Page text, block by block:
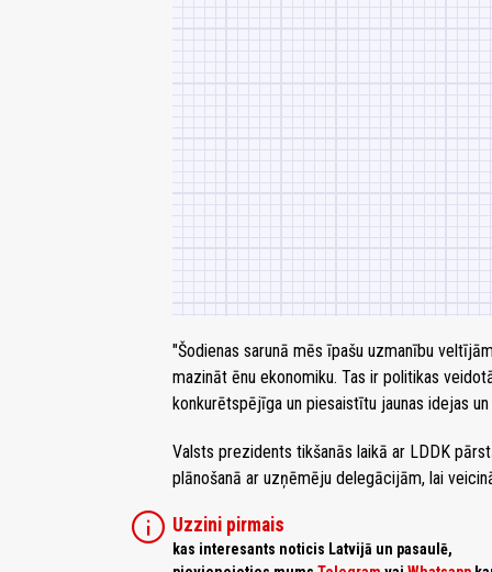
"Šodienas sarunā mēs īpašu uzmanību
mazināt ēnu ekonomiku. Tas ir politikas
konkurētspējīga un piesaistītu jaunas idejas
Valsts prezidents tikšanās laikā ar LDDK
plānošanā ar uzņēmēju delegācijām, lai
info Uzzini pirmais
kas interesants noticis Latvijā un pasaulē,